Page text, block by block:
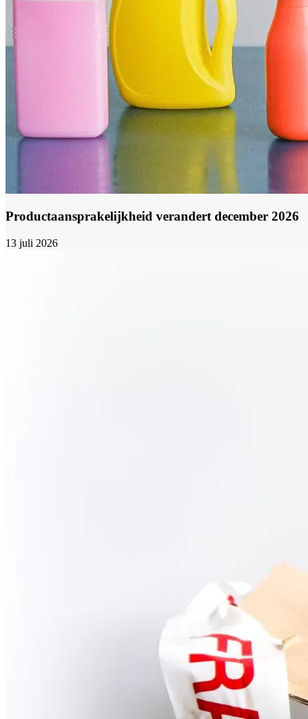
Productaansprakelijkheid verandert december 2026
13 juli 2026